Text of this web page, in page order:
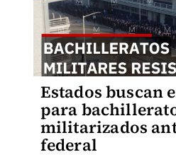
Estados buscan
para
militarizados
federal